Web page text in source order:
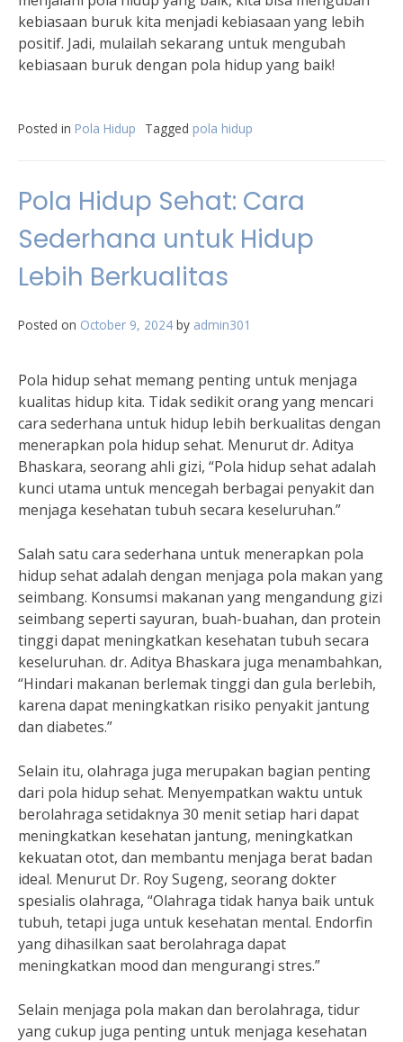
kebiasaan buruk kita menjadi kebiasaan yang lebih
positif. Jadi, mulailah sekarang untuk mengubah
kebiasaan buruk dengan pola hidup yang baik!
Posted in Pola Hidup Tagged pola hidup
Pola Hidup Sehat: Cara
Sederhana untuk Hidup
Lebih Berkualitas
Posted on October 9, 2024 by admin301
Pola hidup sehat memang penting untuk menjaga
kualitas hidup kita. Tidak sedikit orang yang mencari
cara sederhana untuk hidup lebih berkualitas dengan
menerapkan pola hidup sehat. Menurut dr. Aditya
Bhaskara, seorang ahli gizi, “Pola hidup sehat adalah
kunci utama untuk mencegah berbagai penyakit dan
menjaga kesehatan tubuh secara keseluruhan.”
Salah satu cara sederhana untuk menerapkan pola
hidup sehat adalah dengan menjaga pola makan yang
seimbang. Konsumsi makanan yang mengandung gizi
seimbang seperti sayuran, buah-buahan, dan protein
tinggi dapat meningkatkan kesehatan tubuh secara
keseluruhan. dr. Aditya Bhaskara juga menambahkan,
“Hindari makanan berlemak tinggi dan gula berlebih,
karena dapat meningkatkan risiko penyakit jantung
dan diabetes.”
Selain itu, olahraga juga merupakan bagian penting
dari pola hidup sehat. Menyempatkan waktu untuk
berolahraga setidaknya 30 menit setiap hari dapat
meningkatkan kesehatan jantung, meningkatkan
kekuatan otot, dan membantu menjaga berat badan
ideal. Menurut Dr. Roy Sugeng, seorang dokter
spesialis olahraga, “Olahraga tidak hanya baik untuk
tubuh, tetapi juga untuk kesehatan mental. Endorfin
yang dihasilkan saat berolahraga dapat
meningkatkan mood dan mengurangi stres.”
Selain menjaga pola makan dan berolahraga, tidur
yang cukup juga penting untuk menjaga kesehatan